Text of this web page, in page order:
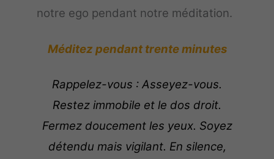
notre ego pendant notre méditation.
Méditez pendant trente minutes
Rappelez-vous : Asseyez-vous.
Restez immobile et le dos droit.
Fermez doucement les yeux. Soyez
détendu mais vigilant. En silence,